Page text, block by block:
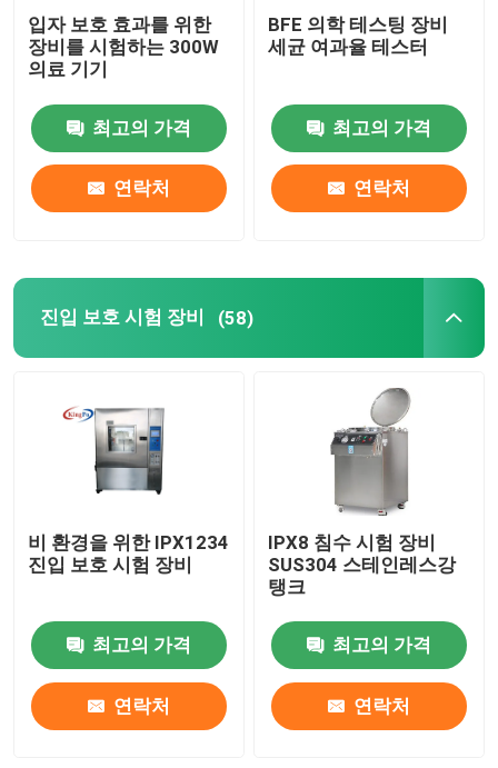
연락주세요
인용문을 요구하세요
IEC 시험 장비
인화성 시험 장비
리튬 배터리 시험 장비
장비를 시험하는 LED 라이트
테스트 핑거 탐침
환경 실험함
입자 보호 효과를 위한
장비를 시험하는 300W
의료 기기
최고의 가격
연락처
BFE 의학 테스팅 장비
세균 여과율 테스터
최고의 가격
연락처
진입 보호 시험 장비 (58)
비 환경을 위한 IPX1234
진입 보호 시험 장비
최고의 가격
연락처
IPX8 침수 시험 장비
SUS304 스테인레스강
탱크
최고의 가격
연락처